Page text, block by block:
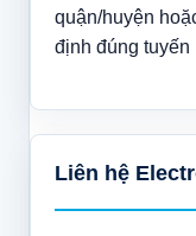
quận/huyện
định đúng tuyến
Liên hệ